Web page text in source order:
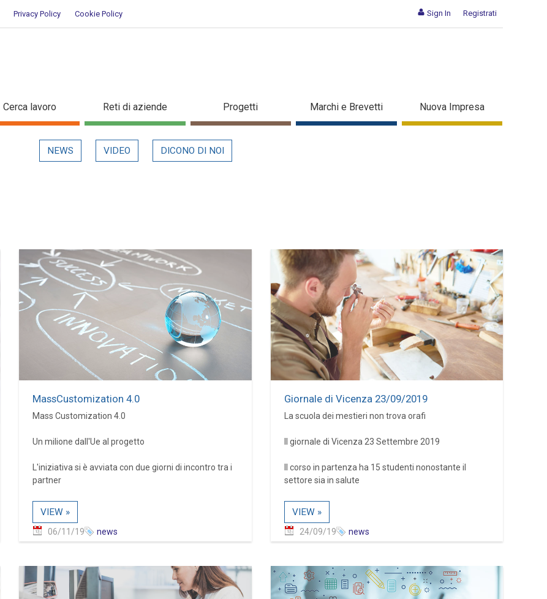
Sign In Registrati
Privacy Policy Cookie Policy
Cerca lavoro Reti di aziende Progetti Marchi e Brevetti Nuova Impresa
NEWS VIDEO DICONO DI NOI
MassCustomization 4.0
Mass Customization 4.0
Un milione dall'Ue al progetto
L'iniziativa si è avviata con due giorni di incontro tra i
partner
VIEW »
06/11/19 news
Giornale di Vicenza 23/09/2019
La scuola dei mestieri non trova orafi
Il giornale di Vicenza 23 Settembre 2019
Il corso in partenza ha 15 studenti nonostante il
settore sia in salute
VIEW »
24/09/19 news